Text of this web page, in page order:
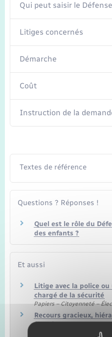
Seniors
Transports
Voirie et espace public
Qui peut saisir le
Litiges concernés
Démarche
Coût
Instruction de la
Textes de référence
Questions ? Réponses !
Quel est le rôle du
des enfants ?
Et aussi
Litige avec la police
chargé de la sécurité
Papiers – Citoyenneté –
Recours gracieux,
(Rapo)
Papiers – Citoyenneté –